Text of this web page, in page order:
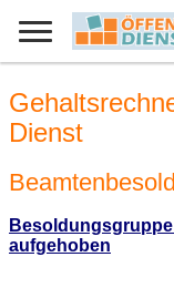
Dienst
aufgehoben